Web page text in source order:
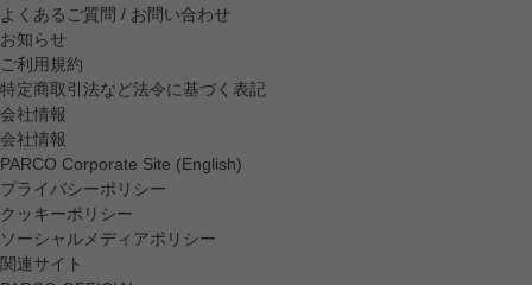
よくあるご質問 / お問い合わせ
お知らせ
ご利用規約
特定商取引法など法令に基づく表記
会社情報
会社情報
PARCO Corporate Site (English)
プライバシーポリシー
クッキーポリシー
ソーシャルメディアポリシー
関連サイト